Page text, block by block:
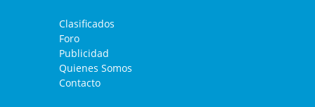
Clasificados
Foro
Publicidad
Quienes Somos
Contacto